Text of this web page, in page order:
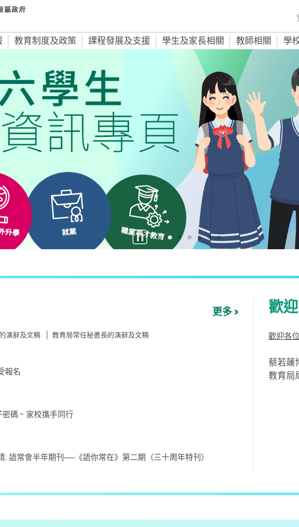
教育制度及政策 課程發展及支援 學生及家長相關 教師相關 學
暫
停
鈕
更多 >
演辭及文稿 教育局常任秘書長的演辭及文稿
報名
密碼 - 家校㩦手同行
語常會半年期刊──《語你常在》第二期（三十周年特刊）
歡
歡迎各
蔡若蓮
教育局